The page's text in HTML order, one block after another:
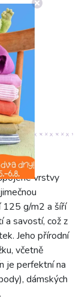
látka v
vrstvy
125 g/m2 a šíří
a savostí, což z
Jeho přírodní
včetně
je perfektní na
dámských